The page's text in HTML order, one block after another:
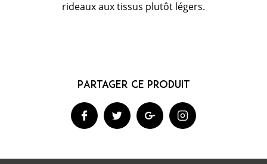
rideaux aux tissus plutôt légers.